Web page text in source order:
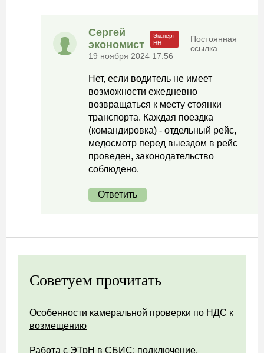
Сергей
экономист
19 ноября 2024 17:56
Постоянная
ссылка
Нет, если водитель не имеет
возможности ежедневно
возвращаться к месту стоянки
транспорта. Каждая поездка
(командировка) - отдельный рейс,
медосмотр перед выездом в рейс
проведен, законодательство
соблюдено.
Ответить
Советуем прочитать
Особенности камеральной проверки по НДС к
возмещению
Работа с ЭТрН в СБИС: подключение,